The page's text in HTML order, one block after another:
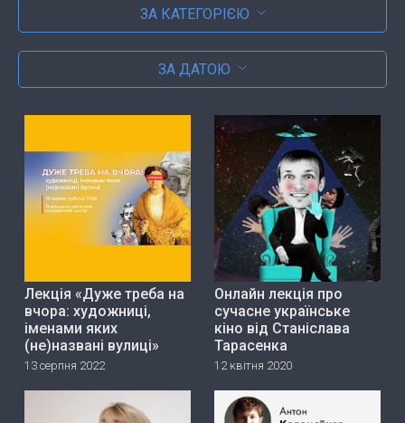
ЗА КАТЕГОРІЄЮ
ЗА ДАТОЮ
Лекція «Дуже треба на
вчора: художниці,
іменами яких
(не)названі вулиці»
13 серпня 2022
Онлайн лекція про
сучасне українське
кіно від Станіслава
Тарасенка
12 квітня 2020